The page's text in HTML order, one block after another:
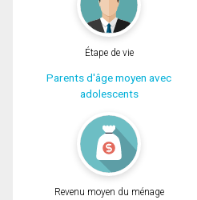
Étape de vie
Parents d'âge moyen avec
adolescents
Revenu moyen du ménage